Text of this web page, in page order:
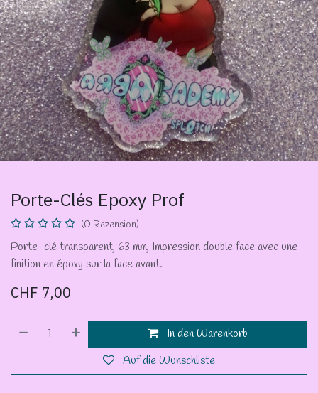
Porte-Clés Epoxy Prof
(0 Rezension)
Porte-clé transparent, 63 mm, Impression double face avec une
finition en époxy sur la face avant.
CHF 7,00
In den Warenkorb
Auf die Wunschliste